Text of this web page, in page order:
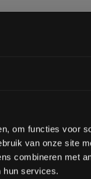
om functies voor
van onze site
combineren met
hun services.
ons
korting op je